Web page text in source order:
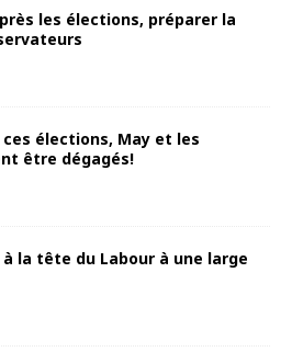
les élections, préparer la
ces élections, May et les
être dégagés!
à la tête du Labour à une large